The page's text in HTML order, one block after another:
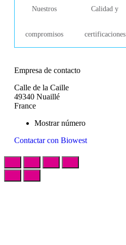
Nuestros
compromisos
Calidad y
certificaciones
Empresa de contacto
Calle de la Caille
49340 Nuaillé
France
Mostrar número
Contactar con Biowest